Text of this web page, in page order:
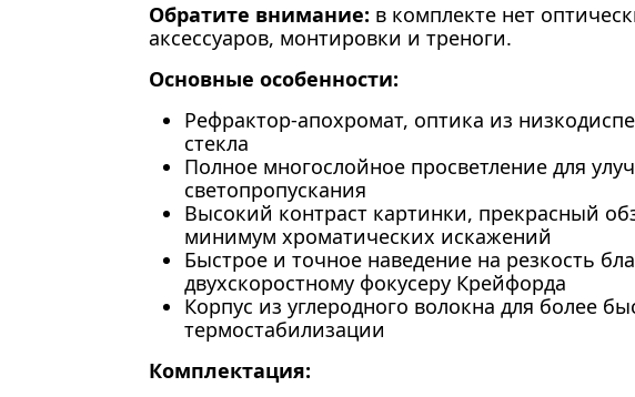
Обратите внимание: в комплекте нет
аксессуаров, монтировки и треноги.
Основные особенности:
Рефрактор-апохромат, оптика из
стекла
Полное многослойное просветление для
светопропускания
Высокий контраст картинки, прекрасный
минимум хроматических искажений
Быстрое и точное наведение на резкость
двухскоростному фокусеру Крейфорда
Корпус из углеродного волокна для более
термостабилизации
Комплектация: